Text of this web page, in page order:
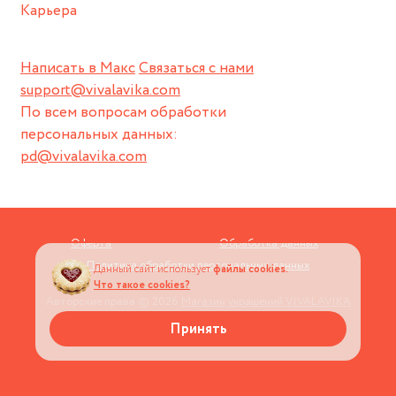
Написать в МаксСвязаться с нами
support@vivalavika.com
По всем вопросам обработки
персональных данных:
pd@vivalavika.com
Карьера
Оферта
Обработка данных
Политика обработки персональных данных
Данный сайт используетфайлы cookies.
Что такое cookies?
Принять